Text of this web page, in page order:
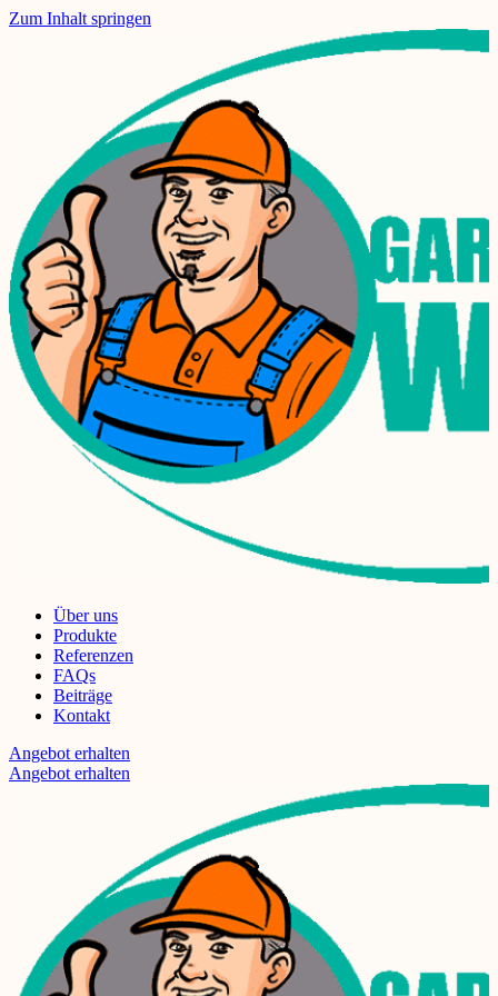
Zum Inhalt springen
Über uns
Produkte
Referenzen
FAQs
Beiträge
Kontakt
Angebot erhalten
Angebot erhalten